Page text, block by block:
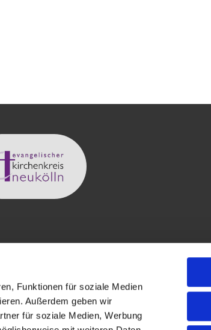
Funktionen für soziale Medien
Außerdem geben wir
für soziale Medien, Werbung